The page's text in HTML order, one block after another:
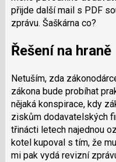
přijde další mail s PDF
zprávu. Šaškárna co?
Řešení na hraně
Netuším, zda
zákona bude probíhat
nějaká konspirace, kdy
ziskům dodavatelských
třinácti letech najednou
kotel kupoval s tím, že
mi pak vydá revizní